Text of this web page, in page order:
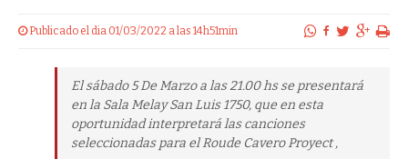
Publicado el dia 01/03/2022 a las 14h51min
El sábado 5 De Marzo a las 21.00 hs se presentará
en la Sala Melay San Luis 1750, que en esta
oportunidad interpretará las canciones
seleccionadas para el Roude Cavero Proyect ,